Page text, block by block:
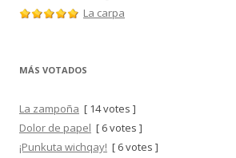
La carpa
MÁS VOTADOS
La zampoña [ 14 votes ]
Dolor de papel [ 6 votes ]
¡Punkuta wichqay! [ 6 votes ]